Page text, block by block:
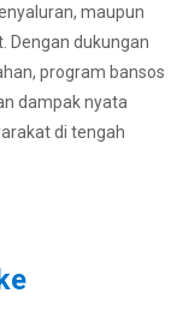
maupun
Dengan dukungan
program bansos
dampak nyata
di tengah